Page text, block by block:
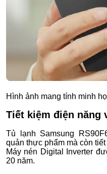
Hình ảnh mang tính minh
Tiết kiệm điện năng
Tủ lạnh Samsung
quản thực phẩm mà còn
Máy nén Digital Inverter
20 năm.